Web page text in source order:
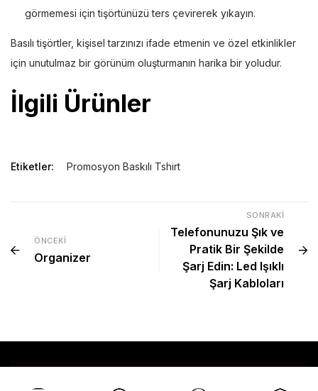
görmemesi için tişörtünüzü ters çevirerek yıkayın.
Basılı tişörtler, kişisel tarzınızı ifade etmenin ve özel etkinlikler
için unutulmaz bir görünüm oluşturmanın harika bir yoludur.
İlgili Ürünler
Etiketler: Promosyon Baskılı Tshirt
ÖNCEKI
Organizer
SONRAKI
Telefonunuzu Şık ve
Pratik Bir Şekilde
Şarj Edin: Led Işıklı
Şarj Kabloları